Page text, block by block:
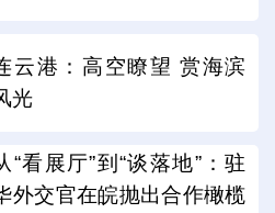
云港：高空瞭望 赏海滨
光
“看展厅”到“谈落地”：驻
外交官在皖抛出合作橄榄